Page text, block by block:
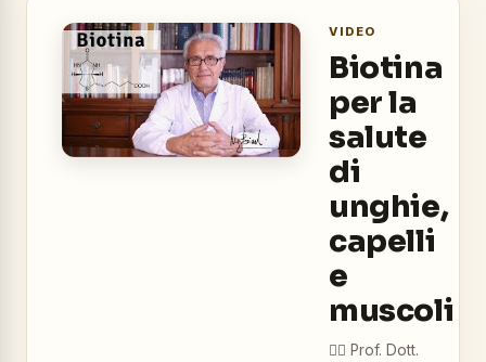
VIDEO
Biotina
per la
salute
di
unghie,
capelli
e
muscoli
👨‍⚕️ Prof. Dott.